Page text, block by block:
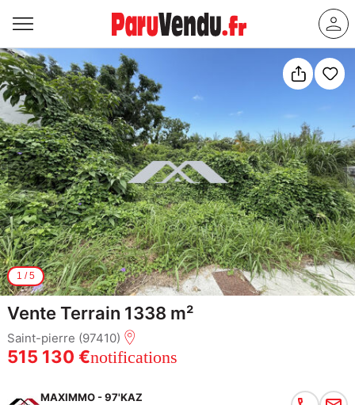
1 /5
Vente Terrain 1338 m²
Saint-pierre (97410)
515 130 €notifications
MAXIMMO - 97'KAZ